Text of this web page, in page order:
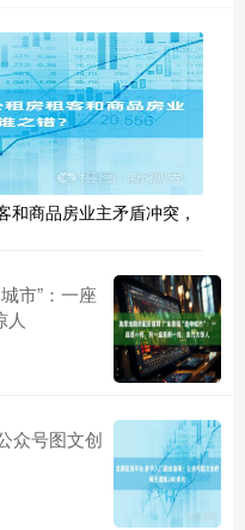
商品房业主矛盾冲突，
市”：一座
众号图文创